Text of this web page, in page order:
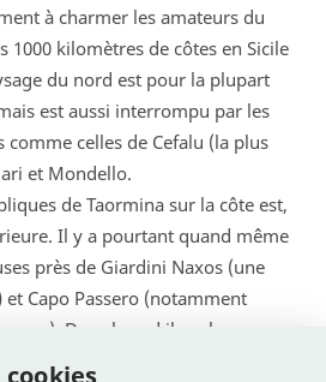
à charmer les amateurs du
1000 kilomètres de côtes en Sicile
du nord est pour la plupart
est aussi interrompu par les
comme celles de Cefalu (la plus
et Mondello.
de Taormina sur la côte est,
Il y a pourtant quand même
près de Giardini Naxos (une
Capo Passero (notamment
Dans le sud il y a beaucoup
ne trouverait guère de traces de